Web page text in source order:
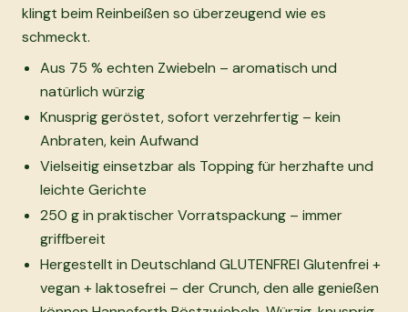
klingt beim Reinbeißen so überzeugend wie es
schmeckt.
Aus 75 % echten Zwiebeln – aromatisch und
natürlich würzig
Knusprig geröstet, sofort verzehrfertig – kein
Anbraten, kein Aufwand
Vielseitig einsetzbar als Topping für herzhafte und
leichte Gerichte
250 g in praktischer Vorratspackung – immer
griffbereit
Hergestellt in Deutschland GLUTENFREI Glutenfrei +
vegan + laktosefrei – der Crunch, den alle genießen